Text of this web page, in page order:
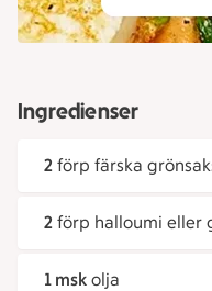
Ingredienser
2 förp färska
2 förp halloumi eller
1 msk olja